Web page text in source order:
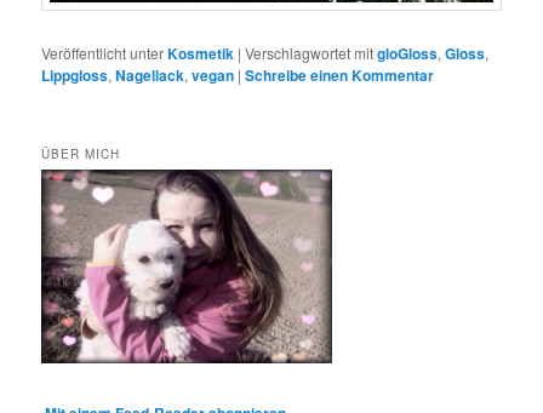
Veröffentlicht unterKosmetik |Verschlagwortet mitgloGloss,Gloss,
Lippgloss,Nagellack,vegan |Schreibe einen Kommentar
ÜBER MICH